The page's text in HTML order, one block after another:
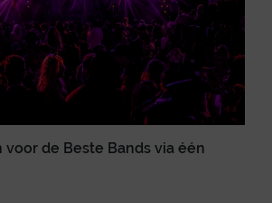
voor de Beste Bands via één